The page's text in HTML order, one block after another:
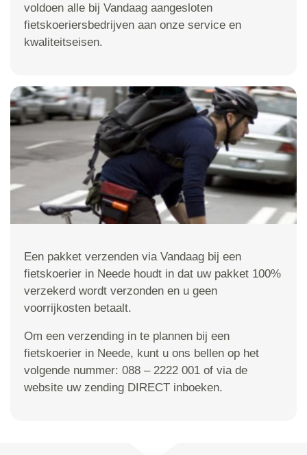
voldoen alle bij Vandaag aangesloten
fietskoeriersbedrijven aan onze service en
kwaliteitseisen.
Een pakket verzenden via Vandaag bij een
fietskoerier in Neede houdt in dat uw pakket 100%
verzekerd wordt verzonden en u geen
voorrijkosten betaalt.
Om een verzending in te plannen bij een
fietskoerier in Neede, kunt u ons bellen op het
volgende nummer: 088 – 2222 001 of via de
website uw zending DIRECT inboeken.